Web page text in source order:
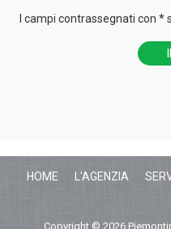
I campi contrassegnati con *
HOME L'AGENZIA
Copyright © 2026